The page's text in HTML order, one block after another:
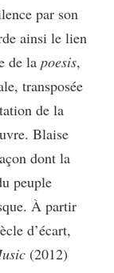
par son
ainsi le lien
de la poesis,
transposée
de la
Blaise
dont la
peuple
À partir
d’écart,
(2012)